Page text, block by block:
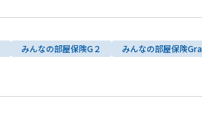
みんなの部屋保険G２
みんなの部屋保険